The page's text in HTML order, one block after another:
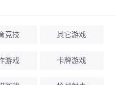
竞技 其它游戏
游戏 卡牌游戏